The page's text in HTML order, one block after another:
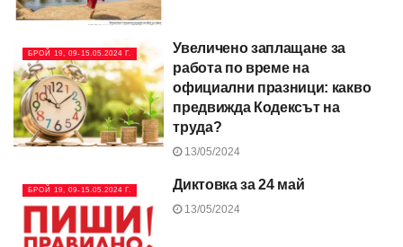
БРОЙ 19, 09-15.05.2024 Г.
Увеличено заплащане за
работа по време на
официални празници: какво
предвижда Кодексът на
труда?
13/05/2024
БРОЙ 19, 09-15.05.2024 Г. Диктовка за 24 май
13/05/2024